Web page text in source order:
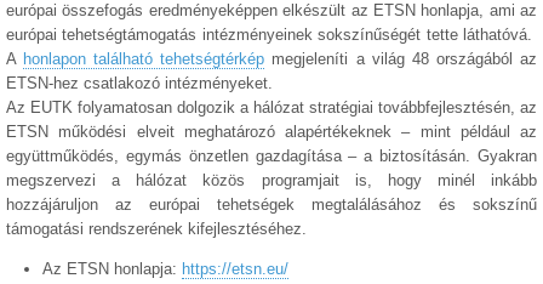
európai összefogás eredményeképpen elkészült az ETSN honlapja, ami az
európai tehetségtámogatás intézményeinek sokszínűségét tette láthatóvá.
A honlapon található tehetségtérkép megjeleníti a világ 48 országából az
ETSN-hez csatlakozó intézményeket.
Az EUTK folyamatosan dolgozik a hálózat stratégiai továbbfejlesztésén, az
ETSN működési elveit meghatározó alapértékeknek – mint például az
együttműködés, egymás önzetlen gazdagítása – a biztosításán. Gyakran
megszervezi a hálózat közös programjait is, hogy minél inkább
hozzájáruljon az európai tehetségek megtalálásához és sokszínű
támogatási rendszerének kifejlesztéséhez.
Az ETSN honlapja: https://etsn.eu/